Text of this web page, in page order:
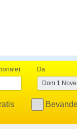
Da: